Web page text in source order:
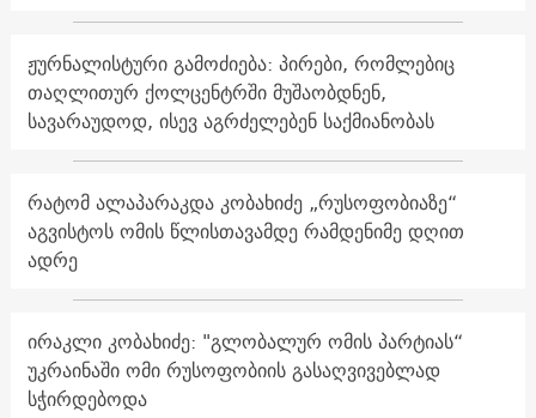
ჟურნალისტური გამოძიება: პირები, რომლებიც
თაღლითურ ქოლცენტრში მუშაობდნენ,
სავარაუდოდ, ისევ აგრძელებენ საქმიანობას
რატომ ალაპარაკდა კობახიძე „რუსოფობიაზე“
აგვისტოს ომის წლისთავამდე რამდენიმე დღით
ადრე
ირაკლი კობახიძე: "გლობალურ ომის პარტიას“
უკრაინაში ომი რუსოფობიის გასაღვივებლად
სჭირდებოდა